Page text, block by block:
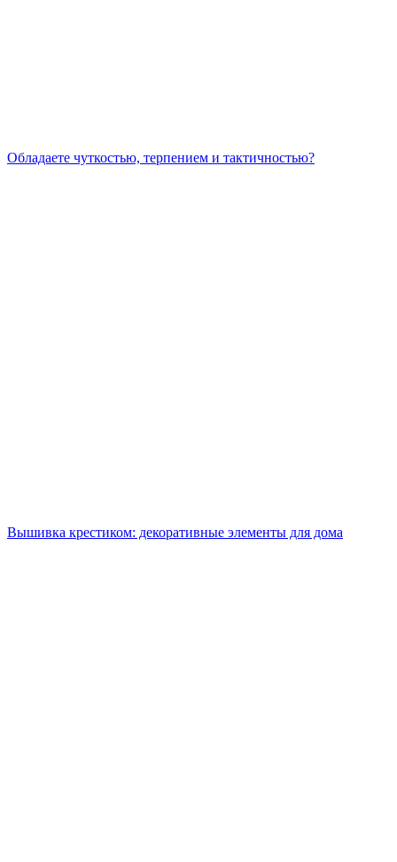
Обладаете чуткостью, терпением и тактичностью?
Вышивка крестиком: декоративные элементы для дома